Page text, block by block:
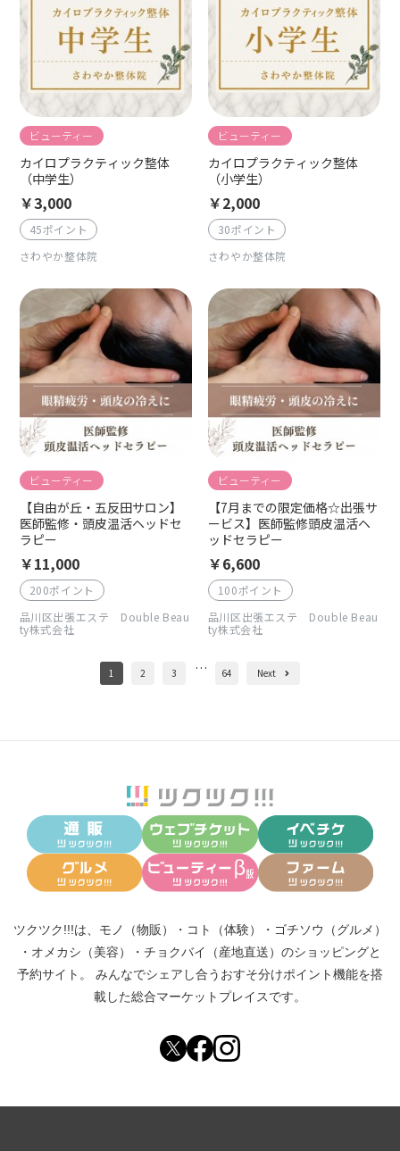
ビューティー
カイロプラクティック整体
（中学生）
￥3,000
45ポイント
さわやか整体院
ビューティー
カイロプラクティック整体
（小学生）
￥2,000
30ポイント
さわやか整体院
ビューティー
【自由が丘・五反田サロン】
医師監修・頭皮温活ヘッドセ
ラピー
￥11,000
200ポイント
品川区出張エステ Double Beau
ty株式会社
ビューティー
【7月までの限定価格☆出張サ
ービス】医師監修頭皮温活ヘ
ッドセラピー
￥6,600
100ポイント
品川区出張エステ Double Beau
ty株式会社
1 2 3 … 64 Next
ツクツク!!!は、 モノ（物販） ・ コト（体験） ・ ゴチソウ（グルメ）
・ オメカシ（美容） ・ チョクバイ（産地直送） のショッピングと
予約サイト。
みんなでシェアし合う おすそ分けポイント機能を搭
載した総合マーケットプレイスです。